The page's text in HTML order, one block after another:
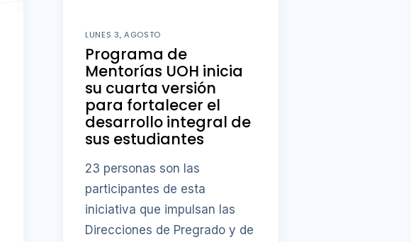
LUNES 3, AGOSTO
Programa de
Mentorías UOH inicia
su cuarta versión
para fortalecer el
desarrollo integral de
sus estudiantes
23 personas son las
participantes de esta
iniciativa que impulsan las
Direcciones de Pregrado y de